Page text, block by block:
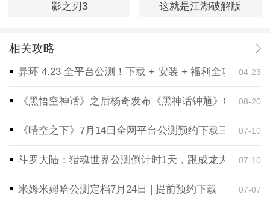
影之刃3 这就是江湖破解版
相关攻略
异环 4.23 全平台公测！下载 + 安装 + 福利全攻略，一
04-23
《黑悟空神话》之后杨奇发布《黑神话钟馗》CG！预
08-20
《晴空之下》7月14日全网平台公测预约下载三端同步
07-10
斗罗大陆：猎魂世界公测倒计时1天，跟成龙大哥一起
07-10
米姆米姆哈公测定档7月24日 | 提前预约下载 07-07